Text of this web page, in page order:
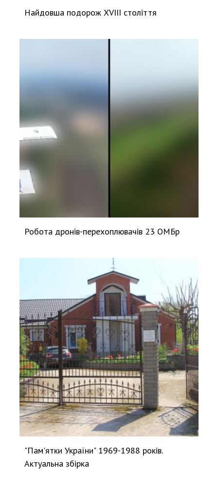
Найдовша подорож XVIII століття
Робота дронів-перехоплювачів 23 ОМБр
"Пам'ятки України" 1969-1988 років.
Актуальна збірка